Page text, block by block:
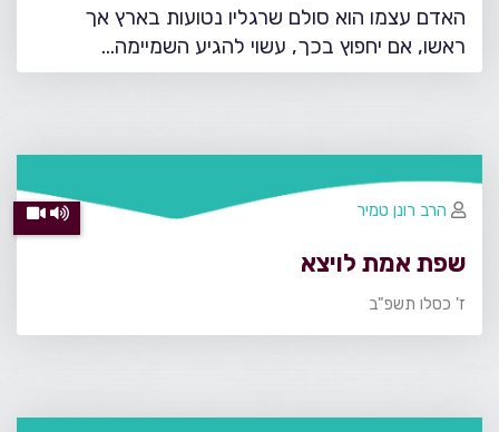
האדם עצמו הוא סולם שרגליו נטועות בארץ אך
ראשו, אם יחפוץ בכך, עשוי להגיע השמיימה...
שפת אמת לויצא
ז' כסלו תשפ"ב
הרב רונן טמיר